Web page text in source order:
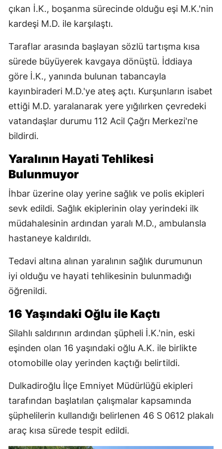
çıkan İ.K., boşanma sürecinde olduğu eşi M.K.'nin
kardeşi M.D. ile karşılaştı.
Taraflar arasında başlayan sözlü tartışma kısa
sürede büyüyerek kavgaya dönüştü. İddiaya
göre İ.K., yanında bulunan tabancayla
kayınbiraderi M.D.'ye ateş açtı. Kurşunların isabet
ettiği M.D. yaralanarak yere yığılırken çevredeki
vatandaşlar durumu 112 Acil Çağrı Merkezi'ne
bildirdi.
Yaralının Hayati Tehlikesi
Bulunmuyor
İhbar üzerine olay yerine sağlık ve polis ekipleri
sevk edildi. Sağlık ekiplerinin olay yerindeki ilk
müdahalesinin ardından yaralı M.D., ambulansla
hastaneye kaldırıldı.
Tedavi altına alınan yaralının sağlık durumunun
iyi olduğu ve hayati tehlikesinin bulunmadığı
öğrenildi.
16 Yaşındaki Oğlu ile Kaçtı
Silahlı saldırının ardından şüpheli İ.K.'nin, eski
eşinden olan 16 yaşındaki oğlu A.K. ile birlikte
otomobille olay yerinden kaçtığı belirtildi.
Dulkadiroğlu İlçe Emniyet Müdürlüğü ekipleri
tarafından başlatılan çalışmalar kapsamında
şüphelilerin kullandığı belirlenen 46 S 0612 plakalı
araç kısa sürede tespit edildi.